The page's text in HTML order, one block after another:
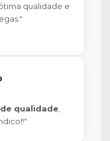
qualidade e
qualidade,